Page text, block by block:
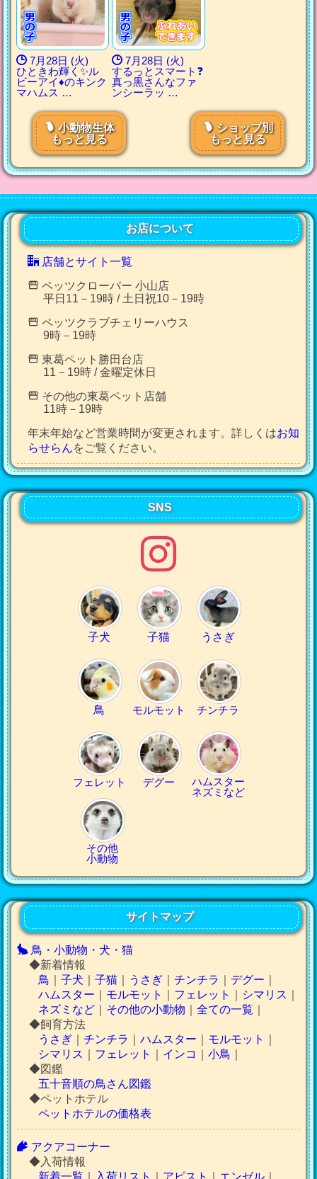
7月28日 (火)
ひときわ輝く✨ル
ビーアイ♦️のキンク
マハムス …
7月28日 (火)
するっとスマート❓
真っ黒さんなファ
ンシーラッ …
小動物生体
もっと見る
ショップ別
もっと見る
お店について
店舗とサイト一覧
ペッツクローバー 小山店
平日11－19時 / 土日祝10－19時
ペッツクラブチェリーハウス
9時－19時
東葛ペット勝田台店
11－19時 / 金曜定休日
その他の東葛ペット店舗
11時－19時
年末年始など営業時間が変更されます。詳しくはお知
らせらんをご覧ください。
SNS
子犬 子猫 うさぎ
鳥 モルモット チンチラ
フェレット デグー
ハムスター
ネズミなど
その他
小動物
サイトマップ
鳥・小動物・犬・猫
◆新着情報
鳥
子犬 子猫 うさぎ チンチラ デグー
ハムスター
モルモット フェレット シマリス
ネズミなど
その他の小動物 全ての一覧
◆飼育方法
うさぎ
チンチラ ハムスター モルモット
シマリス
フェレット インコ 小鳥
◆図鑑
五十音順の鳥さん図鑑
◆ペットホテル
ペットホテルの価格表
アクアコーナー
◆入荷情報
新着一覧
入荷リスト アピスト エンゼル